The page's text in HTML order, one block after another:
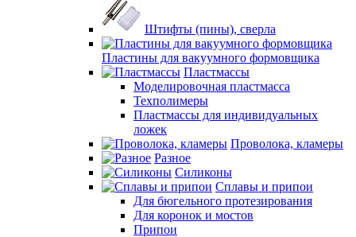
Штифты (пины), сверла
Пластины для вакуумного формовщика
Пластмассы
Моделировочная пластмасса
Техполимеры
Пластмассы для индивидуальных
ложек
Проволока, кламеры
Разное
Силиконы
Сплавы и припои
Для бюгельного протезирования
Для коронок и мостов
Припои